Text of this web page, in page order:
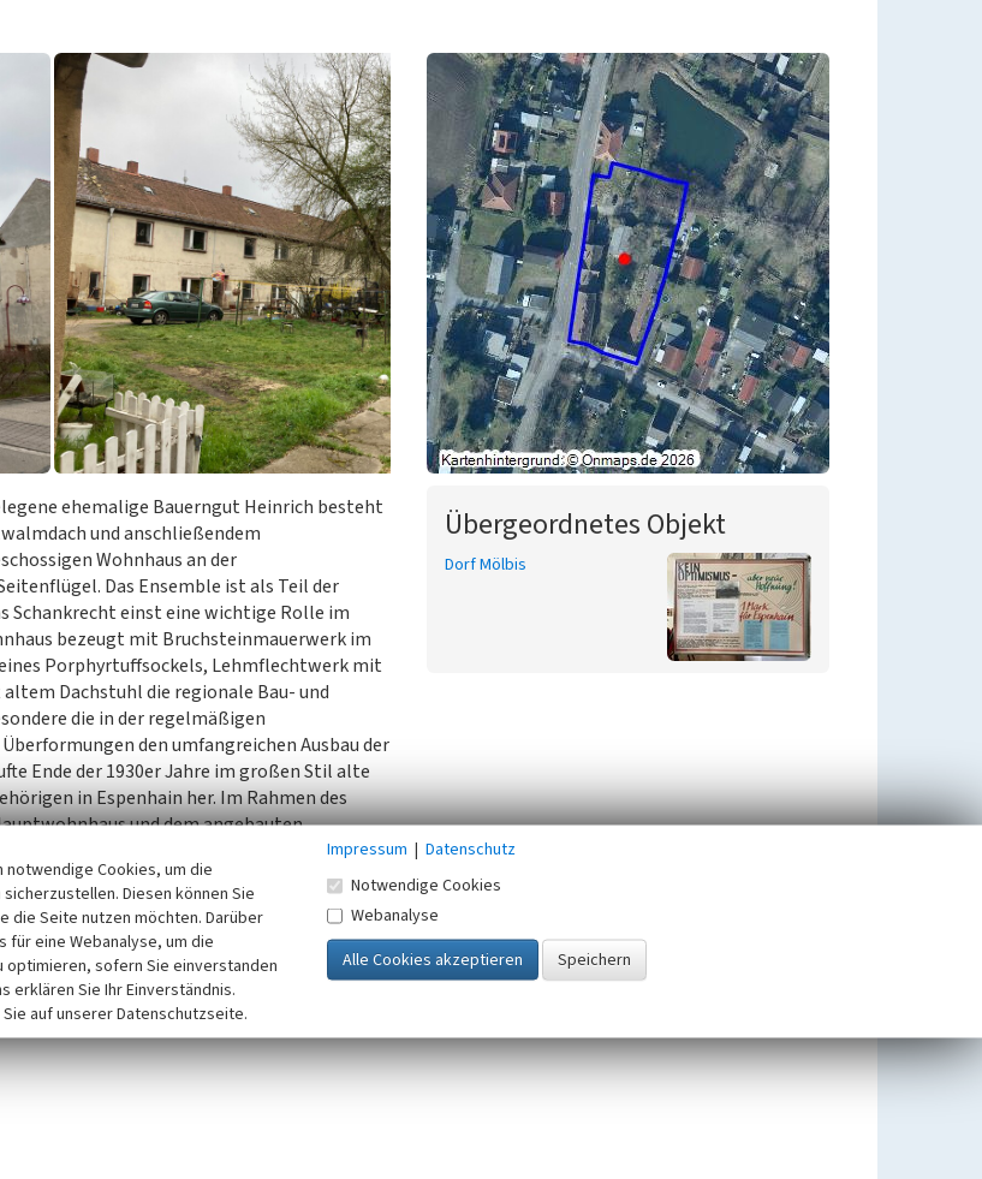
ehemalige Bauerngut Heinrich besteht
und anschließendem
Wohnhaus an der
Das Ensemble ist als Teil der
Schankrecht einst eine wichtige Rolle im
bezeugt mit Bruchsteinmauerwerk im
Porphyrtuffsockels, Lehmflechtwerk mit
Dachstuhl die regionale Bau- und
die in der regelmäßigen
den umfangreichen Ausbau der
Ende der 1930er Jahre im großen Stil alte
in Espenhain her. Im Rahmen des
und dem angebauten
Scheune auf dem Grundstück weitere acht
im Herbst 1939 wurde der Antrag
umzubauen. Im ehemaligen Stall-
84 Bettenplätze, ein Waschraum
In den weiteren Kriegsjahren waren hier
Übergeordnetes Objekt
Dorf Mölbis
notwendige Cookies, um die
Diesen können Sie
die Seite nutzen möchten. Darüber
für eine Webanalyse, um die
optimieren, sofern Sie einverstanden
erklären Sie Ihr Einverständnis.
auf unserer Datenschutzseite.
Impressum | Datenschutz
Notwendige Cookies
Webanalyse